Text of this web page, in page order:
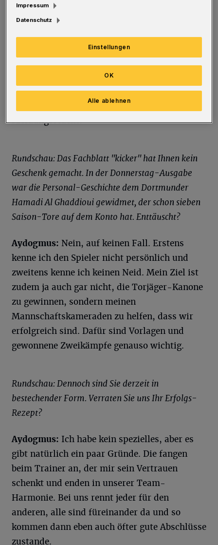
gefahren und wir haben zusammen lecker
gegessen.
Rundschau: Wurden Sie denn auch reichlich
beschenkt?
Aydogmus:Es gab ein paar nützliche Dinge.
Gutes Eau de Toilette und coole
Kleidungsstücke.
Rundschau: Das Fachblatt "kicker" hat Ihnen kein
Geschenk gemacht. In der Donnerstag-Ausgabe
war die Personal-Geschichte dem Dortmunder
Hamadi Al Ghaddioui gewidmet, der schon sieben
Saison-Tore auf dem Konto hat. Enttäuscht?
Aydogmus: Nein, auf keinen Fall. Erstens
kenne ich den Spieler nicht persönlich und
zweitens kenne ich keinen Neid. Mein Ziel ist
zudem ja auch gar nicht, die Torjäger-Kanone
zu gewinnen, sondern meinen
Mannschaftskameraden zu helfen, dass wir
erfolgreich sind. Dafür sind Vorlagen und
gewonnene Zweikämpfe genauso wichtig.
Rundschau: Dennoch sind Sie derzeit in
bestechender Form. Verraten Sie uns Ihr Erfolgs-
Rezept?
Aydogmus: Ich habe kein spezielles, aber es
gibt natürlich ein paar Gründe. Die fangen
beim Trainer an, der mir sein Vertrauen
schenkt und enden in unserer Team-
Harmonie. Bei uns rennt jeder für den
anderen, alle sind füreinander da und so
kommen dann eben auch öfter gute Abschlüsse
zustande.
Impressum
Datenschutz
Einstellungen
Alle ablehnen
OK